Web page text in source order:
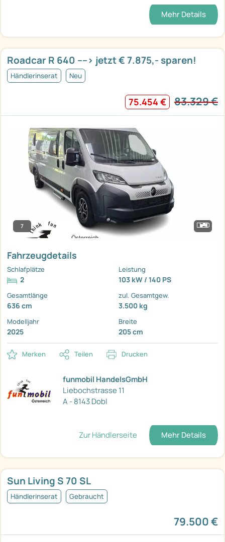
Mehr Details
Roadcar R 640 ----> jetzt € 7.875,- sparen!
Händlerinserat Neu
75.454 € 83.329 €
7
Fahrzeugdetails
Schlafplätze
2
Leistung
103 kW / 140 PS
Gesamtlänge
636 cm
zul. Gesamtgew.
3.500 kg
Modelljahr
2025
Breite
205 cm
Merken Teilen Drucken
funmobil HandelsGmbH
Liebochstrasse 11
A - 8143 Dobl
Zur Händlerseite Mehr Details
Sun Living S 70 SL
Händlerinserat Gebraucht
79.500 €